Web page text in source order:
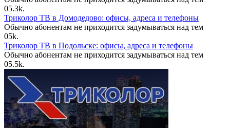
05.3k.
Триколор ТВ в Домодедово: офисы, адреса и телефоны
Обычно абонентам не приходится задумываться над тем
05k.
Триколор ТВ в Подольске: офисы, адреса и телефоны
Обычно абонентам не приходится задумываться над тем
05.5k.